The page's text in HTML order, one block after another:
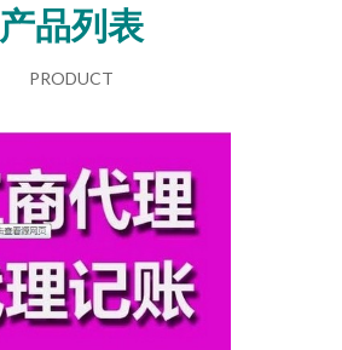
产品列表
PRODUCT